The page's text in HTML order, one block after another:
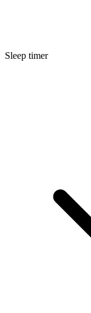
Sleep timer